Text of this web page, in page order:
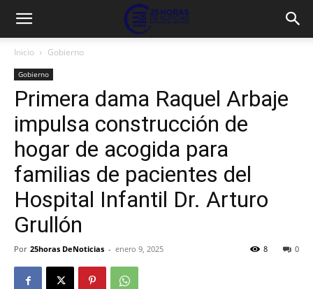
Inicio Gobierno
Gobierno
Primera dama Raquel Arbaje
impulsa construcción de
hogar de acogida para
familias de pacientes del
Hospital Infantil Dr. Arturo
Grullón
Por 25horas DeNoticias - enero 9, 2025 0
8